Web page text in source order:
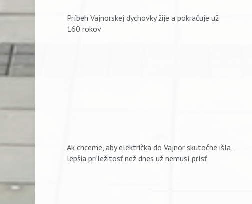
Príbeh Vajnorskej dychovky žije a pokračuje už
160 rokov
Ak chceme, aby električka do Vajnor skutočne išla,
lepšia príležitosť než dnes už nemusí prísť